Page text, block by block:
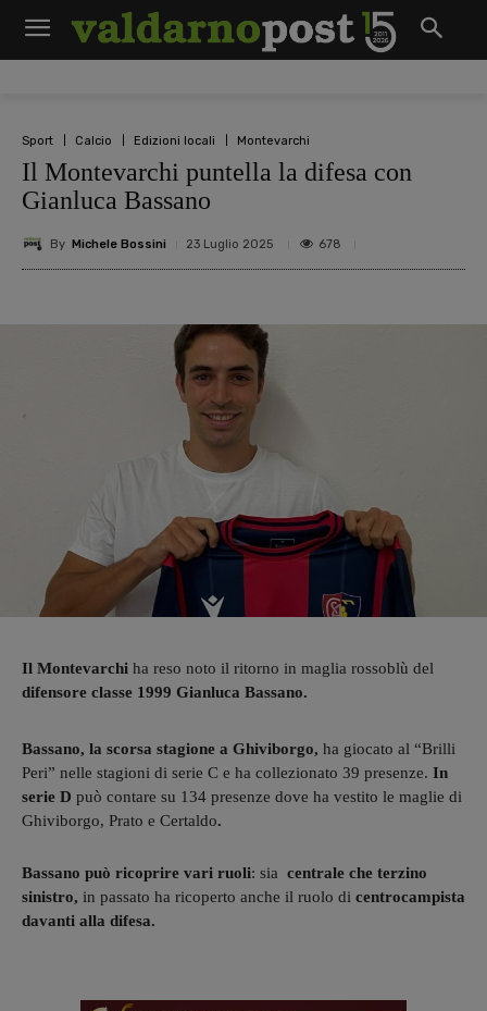
Sport Calcio Edizioni locali Montevarchi
Il Montevarchi puntella la difesa con
Gianluca Bassano
By Michele Bossini 23 Luglio 2025 678
Il Montevarchi ha reso noto il ritorno in maglia rossoblù del
difensore classe 1999 Gianluca Bassano.
Bassano, la scorsa stagione a Ghiviborgo, ha giocato al “Brilli
Peri” nelle stagioni di serie C e ha collezionato 39 presenze. In
serie D può contare su 134 presenze dove ha vestito le maglie di
Ghiviborgo, Prato e Certaldo.
Bassano può ricoprire vari ruoli: sia centrale che terzino
sinistro, in passato ha ricoperto anche il ruolo di centrocampista
davanti alla difesa.